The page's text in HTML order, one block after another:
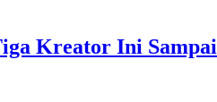
Kreator Ini